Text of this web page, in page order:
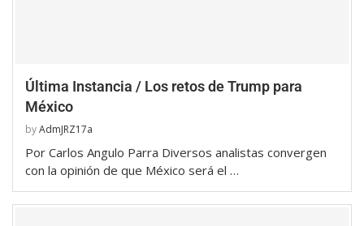
Última Instancia / Los retos de Trump para
México
byAdmJRZ17a
Por Carlos Angulo Parra Diversos analistas convergen
con la opinión de que México será el …